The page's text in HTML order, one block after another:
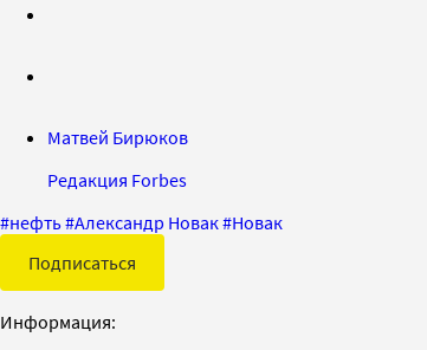
Матвей Бирюков
Редакция Forbes
#нефть#Александр Новак#Новак
Подписаться
Информация: